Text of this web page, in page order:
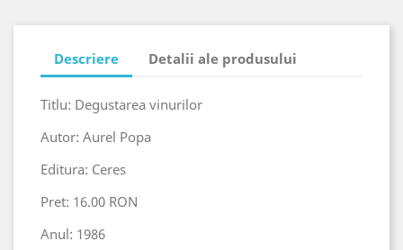
Descriere Detalii ale produsului
Titlu: Degustarea vinurilor
Autor: Aurel Popa
Editura: Ceres
Pret: 16.00 RON
Anul: 1986